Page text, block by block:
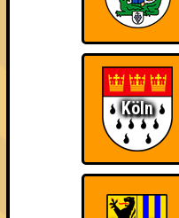
Eindeutiger Sieg
Köln